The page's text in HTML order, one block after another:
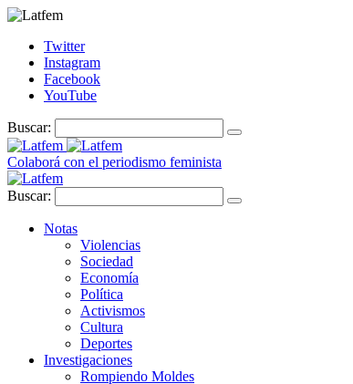
Twitter
Instagram
Facebook
YouTube
Buscar:
Colaborá con el periodismo feminista
Buscar:
Notas
Violencias
Sociedad
Economía
Política
Activismos
Cultura
Deportes
Investigaciones
Rompiendo Moldes